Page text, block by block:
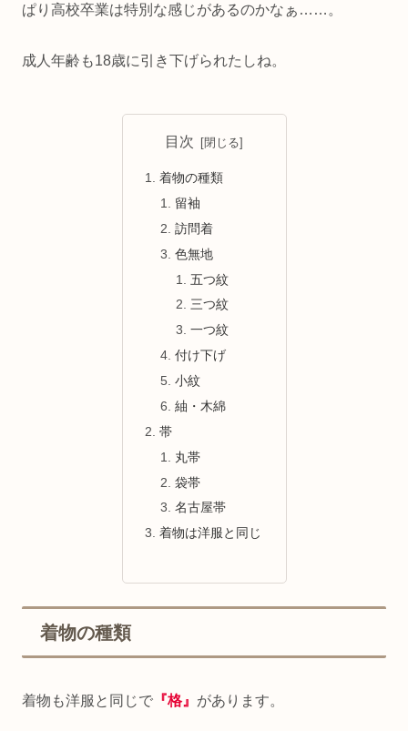
ぱり高校卒業は特別な感じがあるのかなぁ……。
成人年齢も18歳に引き下げられたしね。
目次
着物の種類
留袖
訪問着
色無地
五つ紋
三つ紋
一つ紋
付け下げ
小紋
紬・木綿
帯
丸帯
袋帯
名古屋帯
着物は洋服と同じ
着物の種類
着物も洋服と同じで 『格』 があります。